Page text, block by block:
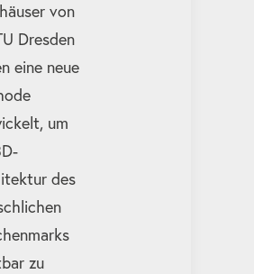
von
Dresden
eine neue
um
des
zu